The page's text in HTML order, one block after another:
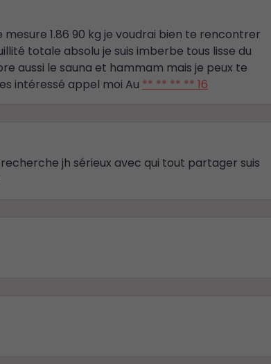
mesure 1.86 90 kg je voudrai bien te rencontrer
totale absolu je suis imberbe tous lisse du
aussi le sauna et hammam mais je peux te
intéressé appel moi Au ** ** ** ** 16
jh sérieux avec qui tout partager suis